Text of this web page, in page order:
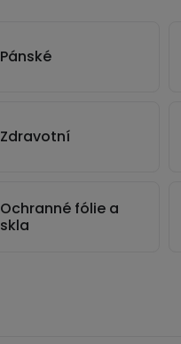
Pánské
Zdravotní
Ochranné fólie a
skla